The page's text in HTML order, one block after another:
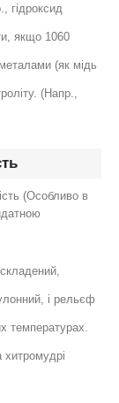
гідроксид
якщо 1060
(як мідь
(Напр.,
(Особливо в
і рельєф
температурах.